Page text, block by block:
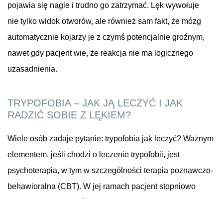
pojawia się nagle i trudno go zatrzymać. Lęk wywołuje
nie tylko widok otworów, ale również sam fakt, że mózg
automatycznie kojarzy je z czymś potencjalnie groźnym,
nawet gdy pacjent wie, że reakcja nie ma logicznego
uzasadnienia.
TRYPOFOBIA – JAK JĄ LECZYĆ I JAK
RADZIĆ SOBIE Z LĘKIEM?
Wiele osób zadaje pytanie: trypofobia jak leczyć? Ważnym
elementem, jeśli chodzi o leczenie trypofobii, jest
psychoterapia, w tym w szczególności terapia poznawczo-
behawioralna (CBT). W jej ramach pacjent stopniowo